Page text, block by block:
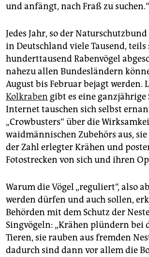
und anfängt, nach Fraß zu suchen.“
Jedes Jahr, so der
in Deutschland viele Tausend, teils
hunderttausend Rabenvögel
nahezu allen Bundesländern
August bis Februar bejagt werden.
Kolkraben gibt es eine ganzjährige
Internet tauschen sich selbst
„Crowbusters“ über die
waidmännischen Zubehörs aus,
der Zahl erlegter Krähen und
Fotostrecken von sich und ihren
Warum die Vögel „reguliert“, also
werden dürfen und auch sollen,
Behörden mit dem Schutz der
Singvögeln: „Krähen plündern bei
Tieren, sie rauben aus fremden
dadurch sind dann vor allem die